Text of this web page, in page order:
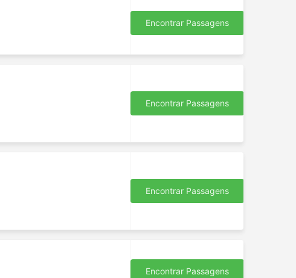
Encontrar Passagens
Encontrar Passagens
Encontrar Passagens
Encontrar Passagens